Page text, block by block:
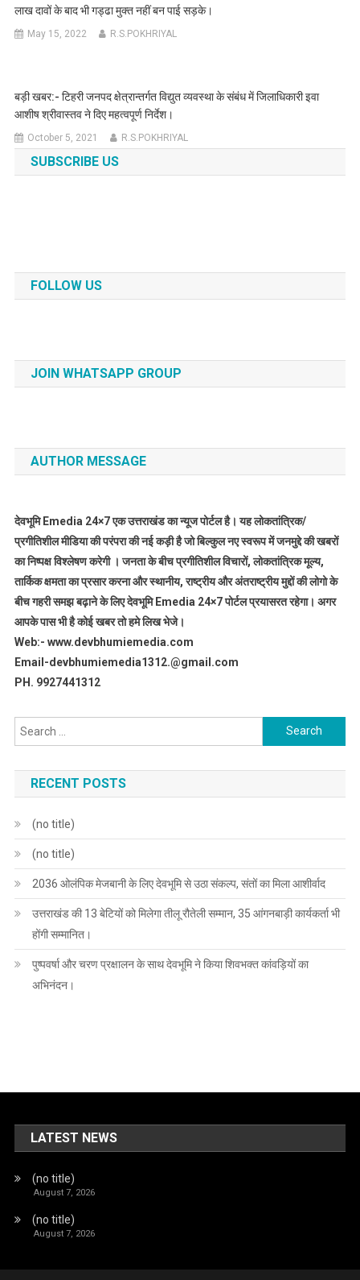
लाख दावों के बाद भी गड्ढा मुक्त नहीं बन पाई सड़के।
May 15, 2022 R.S.POKHRIYAL
बड़ी खबर:- टिहरी जनपद क्षेत्रान्तर्गत विद्युत व्यवस्था के संबंध में जिलाधिकारी इवा
आशीष श्रीवास्तव ने दिए महत्वपूर्ण निर्देश।
October 5, 2021 R.S.POKHRIYAL
SUBSCRIBE US
FOLLOW US
JOIN WHATSAPP GROUP
AUTHOR MESSAGE
देवभूमि Emedia 24×7 एक उत्तराखंड का न्यूज पोर्टल है। यह लोकतांत्रिक/
प्रगीतिशील मीडिया की परंपरा की नई कड़ी है जो बिल्कुल नए स्वरूप में जनमुद्दे की खबरों
का निष्पक्ष विश्लेषण करेगी । जनता के बीच प्रगीतिशील विचारों, लोकतांत्रिक मूल्य,
तार्किक क्षमता का प्रसार करना और स्थानीय, राष्ट्रीय और अंतराष्ट्रीय मुद्दों की लोगो के
बीच गहरी समझ बढ़ाने के लिए देवभूमि Emedia 24×7 पोर्टल प्रयासरत रहेगा। अगर
आपके पास भी है कोई खबर तो हमे लिख भेजे।
Web:- www.devbhumiemedia.com
Email-devbhumiemedia1312.@gmail.com
PH. 9927441312
Search
for:
RECENT POSTS
(no title)
(no title)
2036 ओलंपिक मेजबानी के लिए देवभूमि से उठा संकल्प, संतों का मिला आशीर्वाद
उत्तराखंड की 13 बेटियों को मिलेगा तीलू रौतेली सम्मान, 35 आंगनबाड़ी कार्यकर्ता भी
होंगी सम्मानित।
पुष्पवर्षा और चरण प्रक्षालन के साथ देवभूमि ने किया शिवभक्त कांवड़ियों का
अभिनंदन।
LATEST NEWS
(no title)
August 7, 2026
(no title)
August 7, 2026